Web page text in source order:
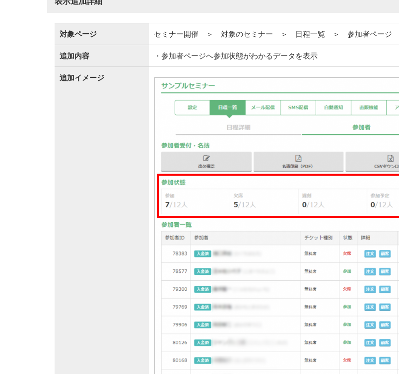
対象ページ セミナー開催 ＞ 対象のセミナー ＞ 日程一覧 ＞ 参加者ページ
追加内容 ・参加者ページへ参加状態がわかるデータを表示
追加イメージ